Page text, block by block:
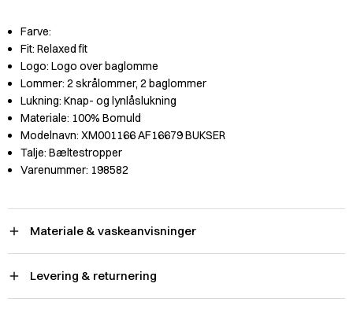
Farve:
Fit: Relaxed fit
Logo: Logo over baglomme
Lommer: 2 skrålommer, 2 baglommer
Lukning: Knap- og lynlåslukning
Materiale: 100% Bomuld
Modelnavn: XM001166 AF16679 BUKSER
Talje: Bæltestropper
Varenummer: 198582
Materiale & vaskeanvisninger
Levering & returnering